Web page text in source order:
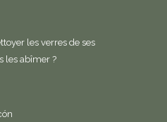
les verres de ses
les abîmer ?